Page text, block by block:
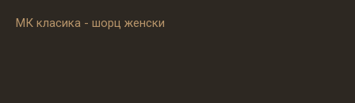
МК класика - шорц женски